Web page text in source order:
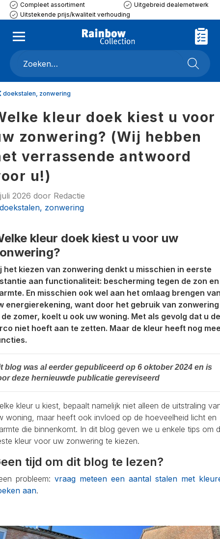
Compleet assortiment
Uitgebreid dealernetwerk
Uitstekende prijs/kwaliteit verhouding
doekstalen, zonwering
kleur doek kiest u voor
zonwering? (Wij hebben
verrassende antwoord
u!)
2026 door Redactie
doekstalen, zonwering
kleur doek kiest u voor uw
het kiezen van zonwering denkt u misschien in eerste
aan functionaliteit: bescherming tegen de zon en
En misschien ook wel aan het omlaag brengen
energierekening, want door het gebruik van zonwering
de zomer, koelt u ook uw woning. Met als gevolg dat u de
niet hoeft aan te zetten. Maar de kleur heeft nog
blog was al eerder gepubliceerd op 6 oktober 2024 en is
deze hernieuwde publicatie gereviseerd
kleur u kiest, bepaalt namelijk niet alleen de uitstraling
woning, maar heeft ook invloed op de hoeveelheid licht en
die binnenkomt. In dit blog geven we u enkele tips om
kleur voor uw zonwering te kiezen.
tijd om dit blog te lezen?
probleem: vraag meteen een aantal stalen met
aan.